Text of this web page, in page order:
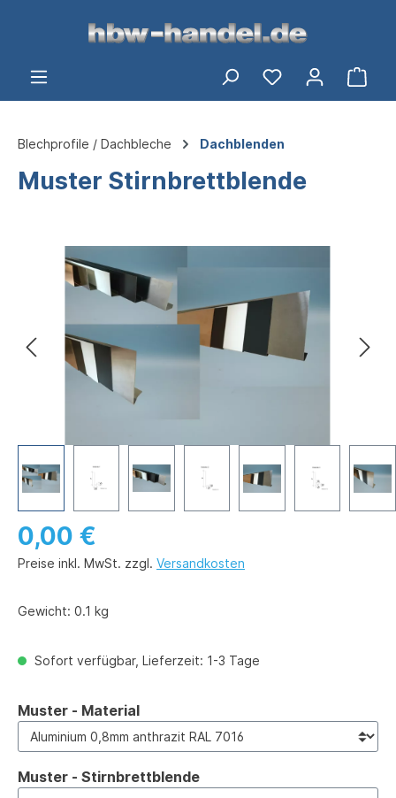
springen
Du hast 0
Blechprofile / Dachbleche Dachblenden
Muster Stirnbrettblende
Bildergalerie überspringen
0,00 €
Preise inkl. MwSt. zzgl. Versandkosten
Gewicht: 0.1 kg
Sofort verfügbar, Lieferzeit: 1-3 Tage
Muster - Materialauswählen
Muster - Stirnbrettblendeauswählen